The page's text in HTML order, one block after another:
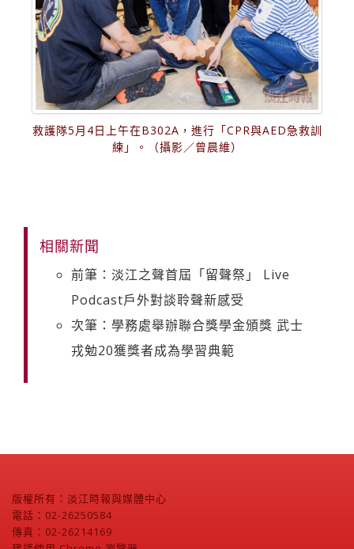
救護隊5月4日上午在B302A，進行「CPR與AED急救訓
練」。（攝影／曾晨維）
相關新聞
前筆：淡江之聲首屆「留聲祭」 Live
Podcast戶外對談聆聲新感受
次筆：學務處舉辦聯合獎學金頒獎 武士
戎勉20獲獎者成為學習典範
版權所有：淡江時報與媒體中心
電話：02-26250584
傳真：02-26214169